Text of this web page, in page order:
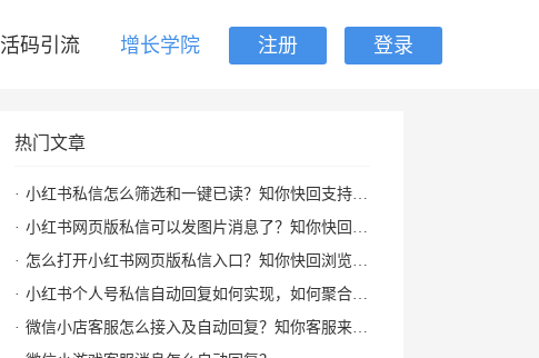
活码引流 增长学院 注册 登录
热门文章
小红书私信怎么筛选和一键已读？知你快回支持私聊群聊筛选、批量已读和图片回复
小红书网页版私信可以发图片消息了？知你快回插件支持多种形式图片发送和AI自动回复
怎么打开小红书网页版私信入口？知你快回浏览器插件帮你打开小红书私信AI回复及快捷回复
小红书个人号私信自动回复如何实现，如何聚合回复小红书私信及群消息？知你客服来解决
微信小店客服怎么接入及自动回复？知你客服来帮您